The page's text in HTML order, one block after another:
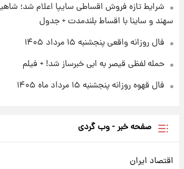
شرایط تازه فروش اقساطی سایپا اعلام شد؛
سهند و ساینا با اقساط بلندمدت + جدول
فال روزانه واقعی پنجشنبه ۱۵ مرداد ۱۴۰۵
حمله لفظی قیصر به ابی خبرساز شد! + فیلم
فال قهوه روزانه پنجشنبه ۱۵ مرداد ماه ۱۴۰۵
صفحه خبر - وب گردی
اقتصاد ایران